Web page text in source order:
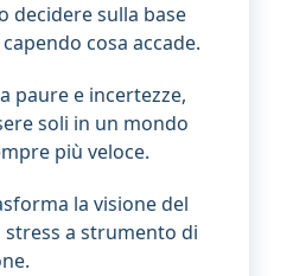
decidere sulla base
cosa accade.
paure e incertezze,
soli in un mondo
più veloce.
la visione del
a strumento di